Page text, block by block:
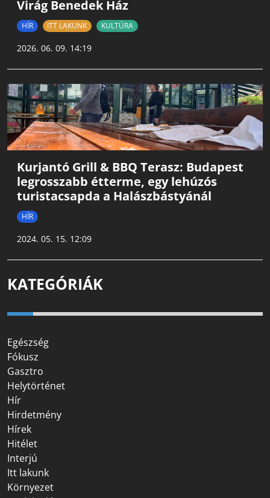
Virág Benedek Ház
HÍR ITT LAKUNK KULTÚRA
2026. 06. 09. 14:19
Kurjantó Grill & BBQ Terasz: Budapest
legrosszabb étterme, egy lehúzós
turistacsapda a Halászbástyánál
HÍR
2024. 05. 15. 12:09
KATEGÓRIÁK
Egészség
Fókusz
Gasztro
Helytörténet
Hír
Hirdetmény
Hírek
Hitélet
Interjú
Itt lakunk
Környezet